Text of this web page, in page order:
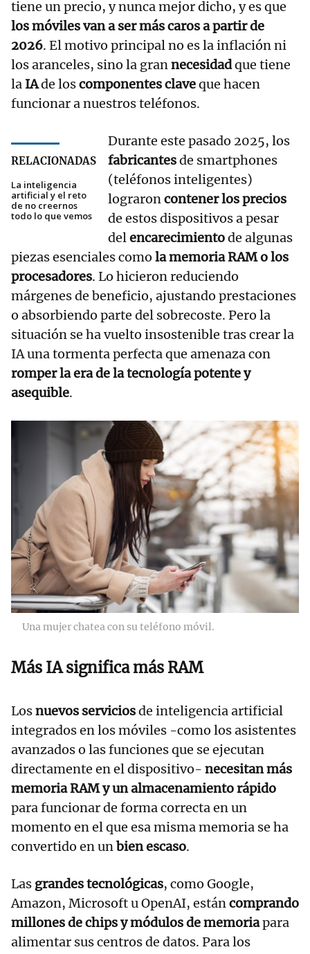
tiene un precio, y nunca mejor dicho, y es que
los móviles van a ser más caros a partir de
2026. El motivo principal no es la inflación ni
los aranceles, sino la grannecesidadque tiene
la IAde loscomponentes claveque hacen
funcionar a nuestros teléfonos.
RELACIONADAS
La inteligencia
artificial y el reto
de no creernos
todo lo que vemos
Durante este pasado 2025, los
fabricantesde smartphones
(teléfonos inteligentes)
lograroncontener los precios
de estos dispositivos a pesar
delencarecimientode algunas
piezas esenciales como la memoria RAM o los
procesadores. Lo hicieron reduciendo
márgenes de beneficio, ajustando prestaciones
o absorbiendo parte del sobrecoste. Pero la
situación se ha vuelto insostenible tras crear la
IA una tormenta perfecta que amenaza con
romper la era de la tecnología potente y
asequible.
Una mujer chatea con su teléfono móvil.
Más IA significa más RAM
Losnuevos serviciosde inteligencia artificial
integrados en los móviles -como los asistentes
avanzados o las funciones que se ejecutan
directamente en el dispositivo- necesitan más
memoria RAM y un almacenamiento rápido
para funcionar de forma correcta en un
momento en el que esa misma memoria se ha
convertido en unbien escaso.
Las grandes tecnológicas, como Google,
Amazon, Microsoft u OpenAI, estáncomprando
millones de chips y módulos de memoriapara
alimentar sus centros de datos. Para los